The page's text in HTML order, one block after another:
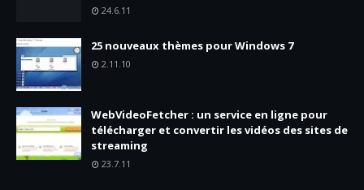
24.6.11
25 nouveaux thèmes pour Windows 7
2.11.10
WebVideoFetcher : un service en ligne pour
télécharger et convertir les vidéos des sites de
streaming
23.7.11